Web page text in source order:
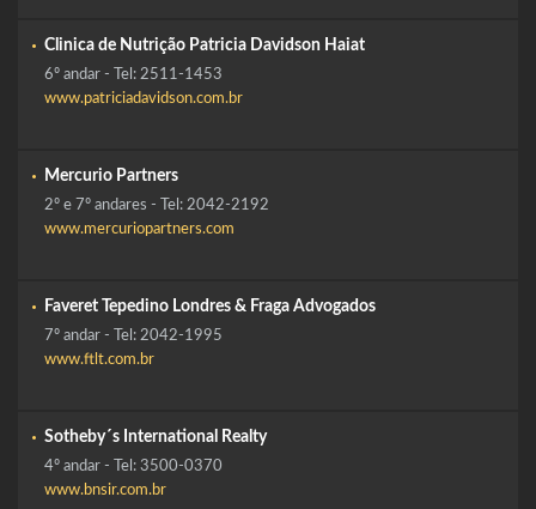
Clinica de Nutrição Patricia Davidson Haiat
6º andar - Tel: 2511-1453
www.patriciadavidson.com.br
Mercurio Partners
2º e 7º andares - Tel: 2042-2192
www.mercuriopartners.com
Faveret Tepedino Londres & Fraga Advogados
7º andar - Tel: 2042-1995
www.ftlt.com.br
Sotheby´s International Realty
4º andar - Tel: 3500-0370
www.bnsir.com.br